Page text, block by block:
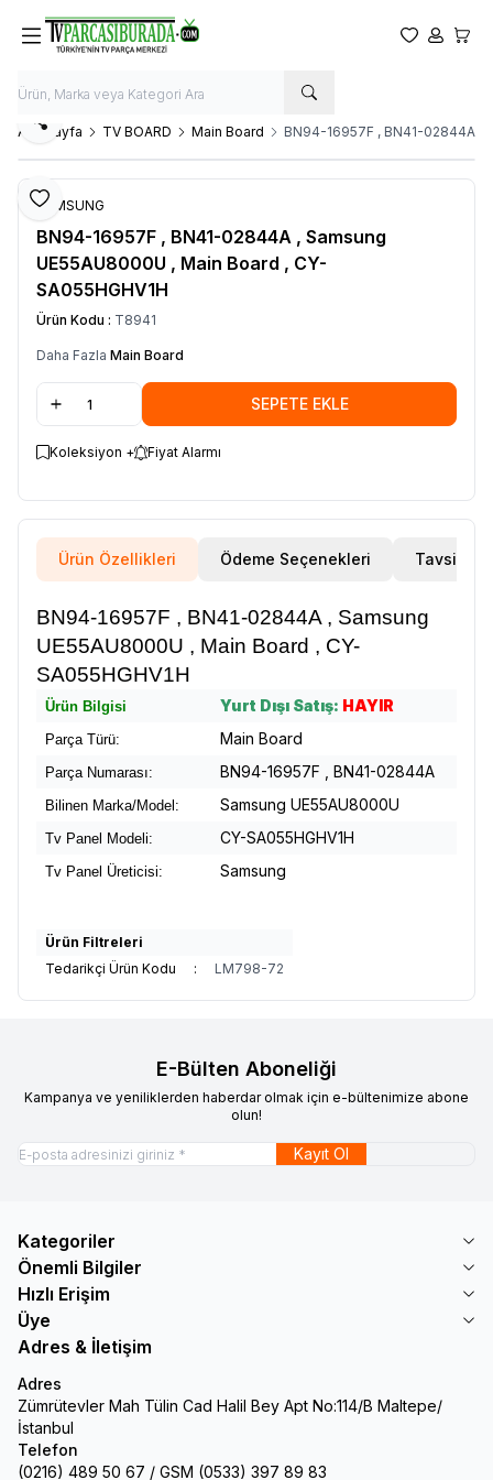
Favorilerim
Hesabım
Ana Sayfa TV BOARD Main Board BN94-16957F , BN41-02844A ,
Favoriye Ekle
Paylaş
SAMSUNG
BN94-16957F , BN41-02844A , Samsung
UE55AU8000U , Main Board , CY-
SA055HGHV1H
Ürün Kodu : T8941
Daha Fazla Main Board
SEPETE EKLE
Koleksiyon + Fiyat Alarmı
Ürün Özellikleri Ödeme Seçenekleri Tavsiye Et
BN94-16957F , BN41-02844A , Samsung
UE55AU8000U , Main Board , CY-
SA055HGHV1H
Ürün Bilgisi Yurt Dışı Satış: HAYIR
Parça Türü: Main Board
Parça Numarası: BN94-16957F , BN41-02844A
Bilinen Marka/Model: Samsung UE55AU8000U
Tv Panel Modeli: CY-SA055HGHV1H
Tv Panel Üreticisi: Samsung
Ürün Filtreleri
Tedarikçi Ürün Kodu
: LM798-72
E-Bülten Aboneliği
Kampanya ve yeniliklerden haberdar olmak için e-bültenimize abone
olun!
Kayıt Ol
Kategoriler
Önemli Bilgiler
Hızlı Erişim
Üye
Adres & İletişim
Adres
Zümrütevler Mah Tülin Cad Halil Bey Apt No:114/B Maltepe/
İstanbul
Telefon
(0216) 489 50 67 / GSM (0533) 397 89 83